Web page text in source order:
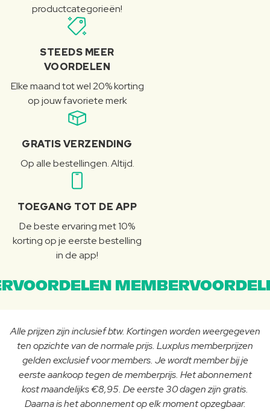
productcategorieën!
STEEDS MEER
VOORDELEN
Elke maand tot wel 20% korting
op jouw favoriete merk
GRATIS VERZENDING
Op alle bestellingen. Altijd.
TOEGANG TOT DE APP
De beste ervaring met 10%
korting op je eerste bestelling
in de app!
Alle prijzen zijn inclusief btw. Kortingen worden weergegeven
ten opzichte van de normale prijs. Luxplus memberprijzen
gelden exclusief voor members. Je wordt member bij je
eerste aankoop tegen de memberprijs. Het abonnement
kost maandelijks €8,95. De eerste 30 dagen zijn gratis.
Daarna is het abonnement op elk moment opzegbaar.